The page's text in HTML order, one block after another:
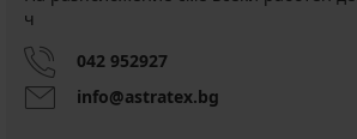
ч
042 952927
info@astratex.bg